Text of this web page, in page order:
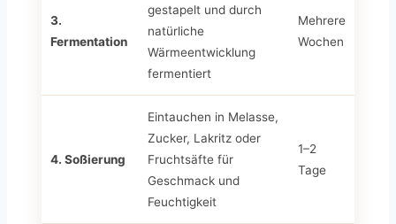
3.
Fermentation
gestapelt und durch
natürliche
Wärmeentwicklung
fermentiert
Mehrere
Wochen
4. Soßierung
Eintauchen in Melasse,
Zucker, Lakritz oder
Fruchtsäfte für
Geschmack und
Feuchtigkeit
1–2
Tage